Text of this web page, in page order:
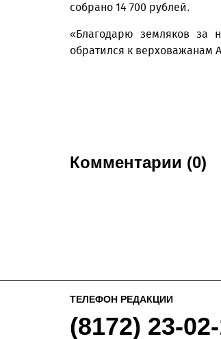
собрано 14 700 рублей.
«Благодарю земляков за
обратился к верховажанам
Комментарии (0)
ТЕЛЕФОН РЕДАКЦИИ
(8172) 23-